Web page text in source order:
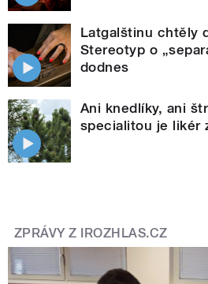
Latgalštinu chtěly
Stereotyp o
dodnes
Ani knedlíky, ani
specialitou je likér
ZPRÁVY Z IROZHLAS.CZ